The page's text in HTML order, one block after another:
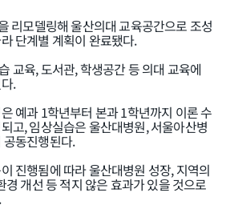
리모델링해 울산의대 교육공간으로 조성
단계별 계획이 완료됐다.
교육, 도서관, 학생공간 등 의대 교육에
.
예과 1학년부터 본과 1학년까지 이론 수
고, 임상실습은 울산대병원, 서울아산병
동진행된다.
진행됨에 따라 울산대병원 성장, 지역의
경 개선 등 적지 않은 효과가 있을 것으로